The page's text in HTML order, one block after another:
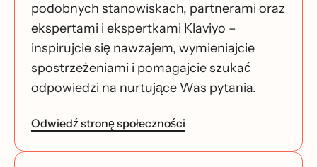
podobnych stanowiskach, partnerami oraz
ekspertami i ekspertkami Klaviyo –
inspirujcie się nawzajem, wymieniajcie
spostrzeżeniami i pomagajcie szukać
odpowiedzi na nurtujące Was pytania.
Odwiedź stronę społeczności